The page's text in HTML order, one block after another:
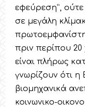
εφεύρεση”,
σε μεγάλη
πριν περίπου
είναι πλήρως
γνωρίζουν ότι
βιομηχανικά
κοινωνικο-